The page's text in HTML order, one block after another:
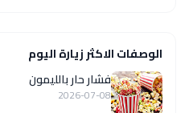
الوصفات الاكثر زيارة اليوم
فشار حار بالليمون
2026-07-08